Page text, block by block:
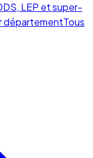
LEP et super-
départementTous